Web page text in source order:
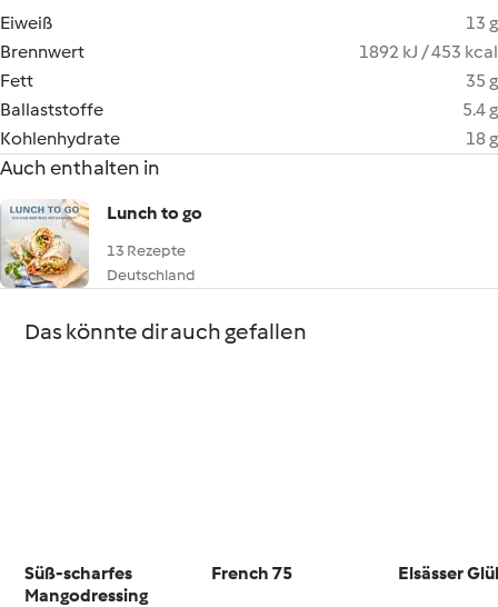
Eiweiß
13 g
Brennwert
1892 kJ / 453 kcal
Fett
35 g
Ballaststoffe
5.4 g
Kohlenhydrate
18 g
Auch enthalten in
Lunch to go
13 Rezepte
Deutschland
Das könnte dir auch gefallen
Süß-scharfes
Mangodressing
French 75 Elsässer